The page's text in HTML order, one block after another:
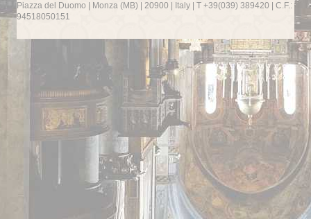
Piazza del Duomo | Monza (MB) | 20900 | Italy | T +39(039) 389420 | C.F.:
94518050151